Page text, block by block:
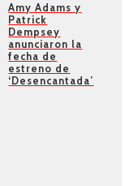
Amy Adams y
Patrick
Dempsey
anunciaron la
fecha de
estreno de
‘Desencantada’